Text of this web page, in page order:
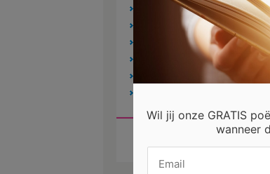
De stenen jas
Grote rijkdommen
Wil jij onze GRATIS
wanneer